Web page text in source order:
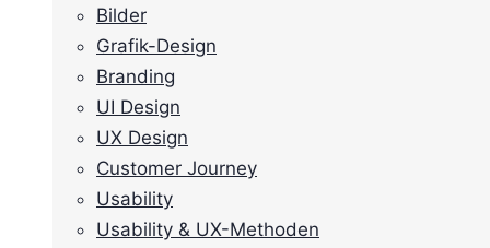
Bilder
Grafik-Design
Branding
UI Design
UX Design
Customer Journey
Usability
Usability & UX-Methoden